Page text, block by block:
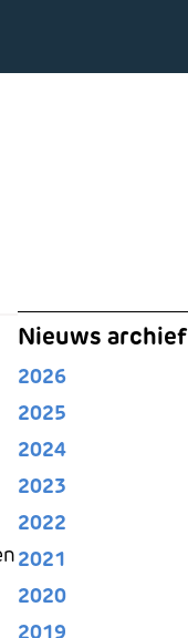
Nieuws archief
2026
2025
2024
2023
2022
2021
2020
2019